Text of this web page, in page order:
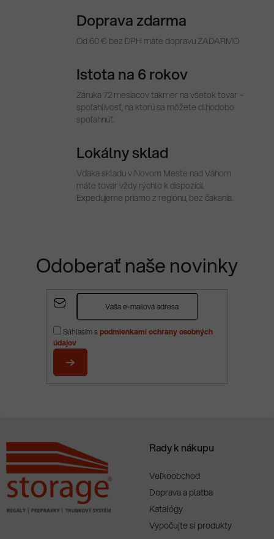
Doprava zdarma
Od 60 € bez DPH máte dopravu ZADARMO
Istota na 6 rokov
Záruka 72 mesiacov takmer na všetok tovar –
spoľahlivosť, na ktorú sa môžete dlhodobo
spoľahnúť.
Lokálny sklad
Vďaka skladu v Novom Meste nad Váhom
máte tovar vždy rýchlo k dispozícii.
Expedujeme priamo z regiónu, bez čakania.
Odoberať naše novinky
Súhlasím spodmienkami ochrany osobných
údajov
PRIHLÁSIŤ
Rady k nákupu
Veľkoobchod
Doprava a platba
Katalógy
Vypočujte si produkty